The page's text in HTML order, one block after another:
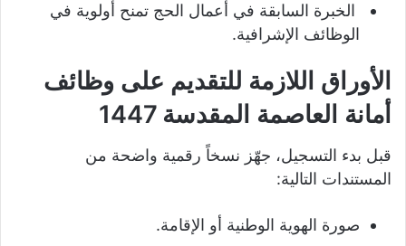
الخبرة السابقة في أعمال الحج تمنح أولوية في
الوظائف الإشرافية.
الأوراق اللازمة للتقديم على وظائف
أمانة العاصمة المقدسة 1447
قبل بدء التسجيل، جهّز نسخاً رقمية واضحة من
المستندات التالية:
صورة الهوية الوطنية أو الإقامة.